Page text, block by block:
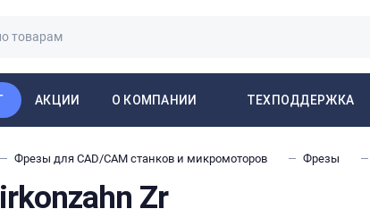
АКЦИИ О КОМПАНИИ ТЕХПОДДЕРЖКА
Фрезы для CAD/CAM станков и микромоторов Фрезы
Zr